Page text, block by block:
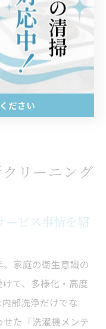
理ができます。
洗浄力や乾燥効率
つながる点も見逃
、安心して長く使
リーニング
ービス事情を紹
家庭の衛生意識の
て、多様化・高度
部洗浄だけでな
た「洗濯機メンテ
ださい
ださい